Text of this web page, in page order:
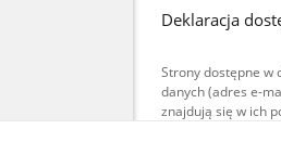
Deklaracja
Strony dostępne w
danych (adres e-
znajdują się w ich